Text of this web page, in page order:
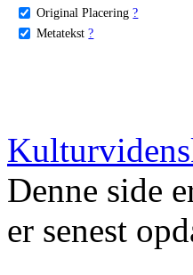
Original Placering ?
Metatekst ?
Denne side
er senest